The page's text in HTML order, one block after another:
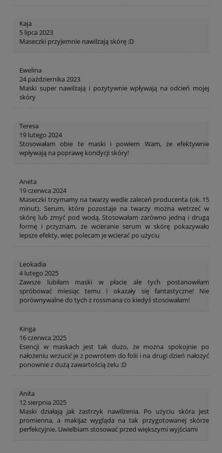
Kaja
5 lipca 2023
Maseczki przyjemnie nawilżają skórę :D
Ewelina
24 października 2023
Maski super nawilżają i pozytywnie wpływają na odcień mojej
skóry
Teresa
19 lutego 2024
Stosowałam obie te maski i powiem Wam, że efektywnie
wpływają na poprawę kondycji skóry!
Aneta
19 czerwca 2024
Maseczki trzymamy na twarzy wedle zaleceń producenta (ok. 15
minut). Serum, które pozostaje na twarzy można wetrzeć w
skórę lub zmyć pod wodą. Stosowałam zarówno jedną i drugą
formę i przyznam, że wcieranie serum w skórę pokazywało
lepsze efekty, więc polecam je wcierać po użyciu
Leokadia
4 lutego 2025
Zawsze lubiłam maski w płacie ale tych postanowiłam
spróbować miesiąc temu i okazały się fantastyczne! Nie
porównywalne do tych z rossmana co kiedyś stosowałam!
Kinga
16 czerwca 2025
Esencji w maskach jest tak dużo, że można spokojnie po
nałożeniu wrzucić je z powrotem do folii i na drugi dzień nałożyć
ponownie z dużą zawartością żelu :D
Anita
12 sierpnia 2025
Maski działają jak zastrzyk nawilżenia. Po użyciu skóra jest
promienna, a makijaż wygląda na tak przygotowanej skórze
perfekcyjnie. Uwielbiam stosować przed większymi wyjściami